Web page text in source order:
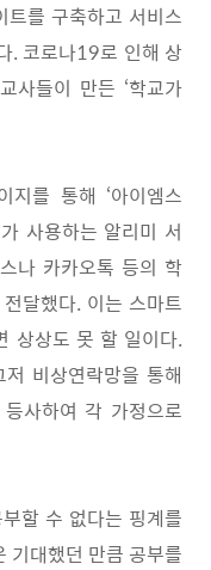
를 구축하고 서비스
.코로나19로 인해 상
사들이 만든 ‘학교가
지를 통해 ‘아이엠스
사용하는 알리미 서
나 카카오톡 등의 학
달했다. 이는 스마트
상상도 못 할 일이다.
비상연락망을 통해
사하여 각 가정으로
할 수 없다는 핑계를
기대했던 만큼 공부를